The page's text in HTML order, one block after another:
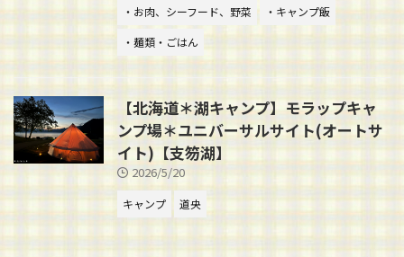
・お肉、シーフード、野菜
・キャンプ飯
・麺類・ごはん
【北海道＊湖キャンプ】モラップキャ
ンプ場＊ユニバーサルサイト(オートサ
イト)【支笏湖】
2026/5/20
キャンプ 道央